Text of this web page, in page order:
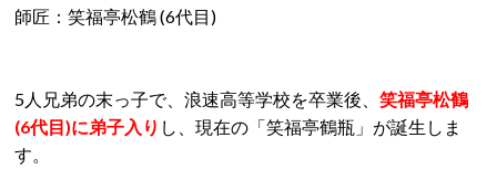
師匠：笑福亭松鶴 (6代目)
5人兄弟の末っ子で、浪速高等学校を卒業後、 笑福亭松鶴
(6代目)に弟子入り し、現在の「笑福亭鶴瓶」が誕生しま
す。